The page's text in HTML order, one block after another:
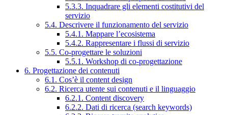
5.3.3. Inquadrare gli elementi costitutivi del
servizio
5.4. Descrivere il funzionamento del servizio
5.4.1. Mappare l’ecosistema
5.4.2. Rappresentare i flussi di servizio
5.5. Co-progettare le soluzioni
5.5.1. Workshop di co-progettazione
6. Progettazione dei contenuti
6.1. Cos’è il content design
6.2. Ricerca utente sui contenuti e il linguaggio
6.2.1. Content discovery
6.2.2. Dati di ricerca (search keywords)